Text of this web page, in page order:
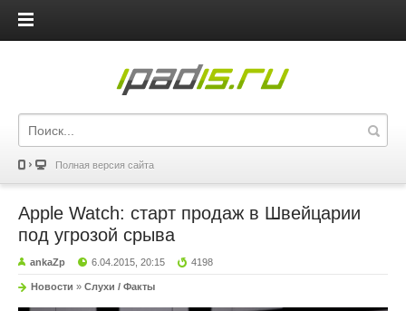
iPadis.ru
Полная версия сайта
Apple Watch: старт продаж в Швейцарии
под угрозой срыва
ankaZp 6.04.2015, 20:15 4198
Новости » Слухи / Факты